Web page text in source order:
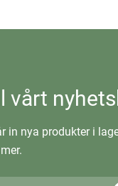
vårt
in nya produkter i